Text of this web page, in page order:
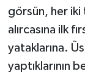
görsün, her
alırcasına ilk
yataklarına.
yaptıklarının